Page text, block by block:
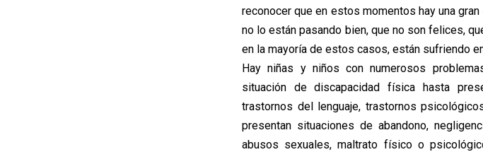
reconocer que en estos momentos hay una
no lo están pasando bien, que no son felices,
en la mayoría de estos casos, están sufriendo
Hay niñas y niños con numerosos
situación de discapacidad física hasta
trastornos del lenguaje, trastornos
presentan situaciones de abandono,
abusos sexuales, maltrato físico o